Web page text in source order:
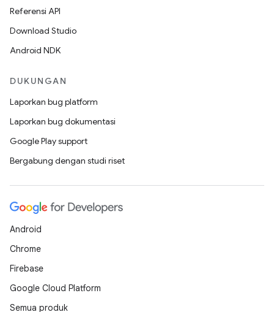
Referensi API
Download Studio
Android NDK
DUKUNGAN
Laporkan bug platform
Laporkan bug dokumentasi
Google Play support
Bergabung dengan studi riset
Android
Chrome
Firebase
Google Cloud Platform
Semua produk